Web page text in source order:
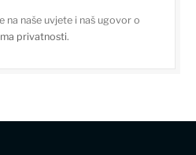
na naše uvjete i naš ugovor o
privatnosti.